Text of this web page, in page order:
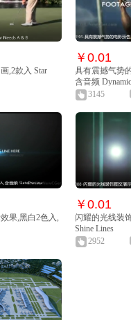
,2款入 Star
￥0.01
具有震撼气势
含音频
3145
果,黑白2色入,
￥0.01
闪耀的光线装
Shine Lines
2952